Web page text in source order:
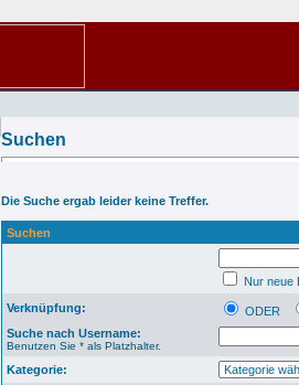
Suchen
Die Suche ergab leider keine Treffer.
Suchen
Nur neue
Verknüpfung:
ODER
Suche nach Username:
Benutzen Sie * als Platzhalter.
Kategorie: